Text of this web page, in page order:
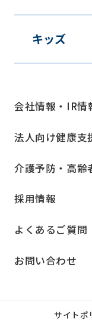
キッズ
会社情報・IR情
法人向け健康支
介護予防・高齢
採用情報
よくあるご質問
お問い合わせ
サイトポ